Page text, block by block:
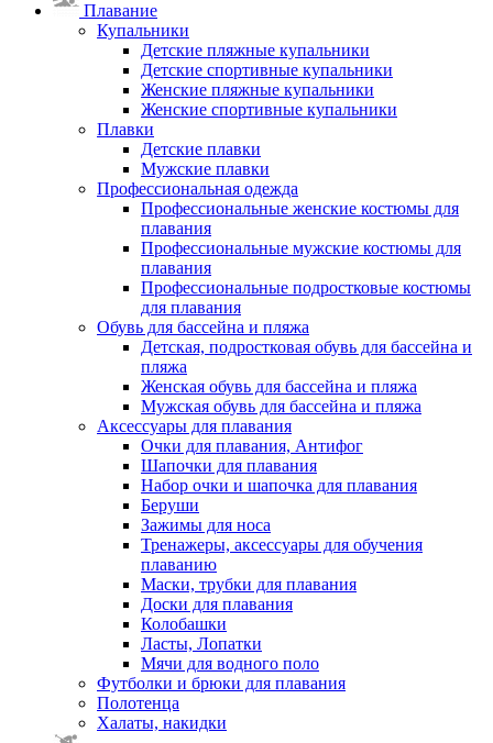
Плавание
Купальники
Детские пляжные купальники
Детские спортивные купальники
Женские пляжные купальники
Женские спортивные купальники
Плавки
Детские плавки
Мужские плавки
Профессиональная одежда
Профессиональные женские костюмы для
плавания
Профессиональные мужские костюмы для
плавания
Профессиональные подростковые костюмы
для плавания
Обувь для бассейна и пляжа
Детская, подростковая обувь для бассейна и
пляжа
Женская обувь для бассейна и пляжа
Мужская обувь для бассейна и пляжа
Аксессуары для плавания
Очки для плавания, Антифог
Шапочки для плавания
Набор очки и шапочка для плавания
Беруши
Зажимы для носа
Тренажеры, аксессуары для обучения
плаванию
Маски, трубки для плавания
Доски для плавания
Колобашки
Ласты, Лопатки
Мячи для водного поло
Футболки и брюки для плавания
Полотенца
Халаты, накидки